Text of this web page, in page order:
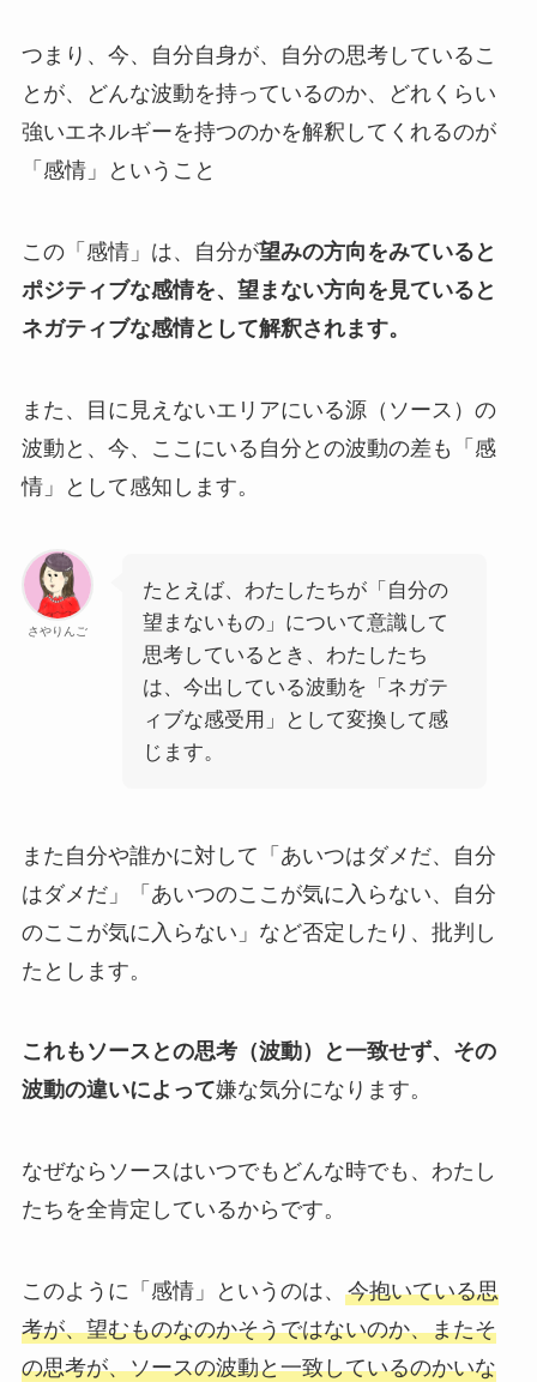
つまり、今、自分自身が、自分の思考しているこ
とが、どんな波動を持っているのか、どれくらい
強いエネルギーを持つのかを解釈してくれるのが
「感情」ということ
この「感情」は、自分が望みの方向をみていると
ポジティブな感情を、望まない方向を見ていると
ネガティブな感情として解釈されます。
また、目に見えないエリアにいる源（ソース）の
波動と、今、ここにいる自分との波動の差も「感
情」として感知します。
さやりんご
たとえば、わたしたちが「自分の
望まないもの」について意識して
思考しているとき、わたしたち
は、今出している波動を「ネガテ
ィブな感受用」として変換して感
じます。
また自分や誰かに対して「あいつはダメだ、自分
はダメだ」「あいつのここが気に入らない、自分
のここが気に入らない」など否定したり、批判し
たとします。
これもソースとの思考（波動）と一致せず、その
波動の違いによって嫌な気分になります。
なぜならソースはいつでもどんな時でも、わたし
たちを全肯定しているからです。
このように「感情」というのは、 今抱いている思
考が、望むものなのかそうではないのか、またそ
の思考が、ソースの波動と一致しているのかいな